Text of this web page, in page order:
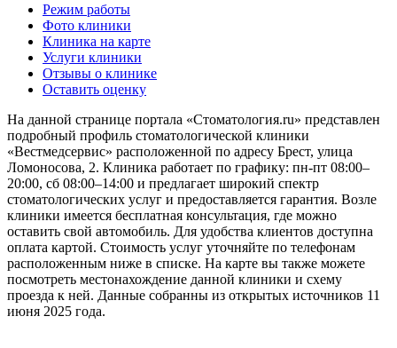
Режим работы
Фото клиники
Клиника на карте
Услуги клиники
Отзывы о клинике
Оставить оценку
На данной странице портала «Стоматология.ru» представлен
подробный профиль стоматологической клиники
«Вестмедсервис» расположенной по адресу Брест, улица
Ломоносова, 2. Клиника работает по графику: пн-пт 08:00–
20:00, сб 08:00–14:00 и предлагает широкий спектр
стоматологических услуг и предоставляется гарантия. Возле
клиники имеется бесплатная консультация, где можно
оставить свой автомобиль. Для удобства клиентов доступна
оплата картой. Стоимость услуг уточняйте по телефонам
расположенным ниже в списке. На карте вы также можете
посмотреть местонахождение данной клиники и схему
проезда к ней. Данные собранны из открытых источников 11
июня 2025 года.